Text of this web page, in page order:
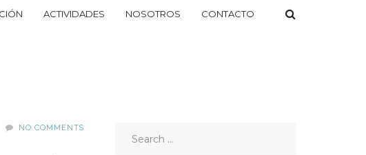
ACTIVIDADES NOSOTROS CONTACTO
NO COMMENTS